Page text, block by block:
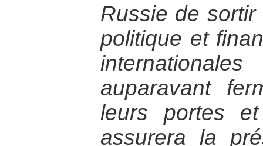
Russie de
politique et
auparavant
leurs portes
assurera la